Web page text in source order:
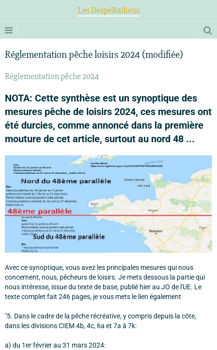
Les DéspéRadiens
Réglementation pêche loisirs 2024 (modifiée)
Réglementation pêche 2024
NOTA: Cette synthèse est un synoptique des
mesures pêche de loisirs 2024, ces mesures ont
été durcies, comme annoncé dans la première
mouture de cet article, surtout au nord 48 ...
Avec ce synoptique, vous avez les principales mesures qui nous
concernent, nous, pêcheurs de loisirs. Je mets dessous la partie qui
nous intéresse, issue du texte de base, publié hier au JO de l'UE. Le
texte complet fait 246 pages, je vous mets le lien également
"5. Dans le cadre de la pêche récréative, y compris depuis la côte,
dans les divisions CIEM 4b, 4c, 6a et 7a à 7k:
a) du 1er février au 31 mars 2024: